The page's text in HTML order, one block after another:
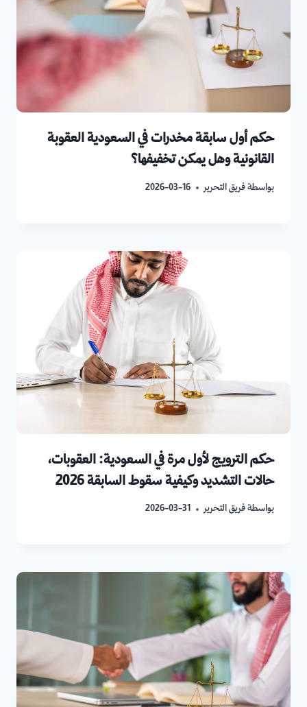
حكم أول سابقة مخدرات في السعودية العقوبة
القانونية وهل يمكن تخفيفها؟
بواسطةفريق التحرير 2026-03-16
حكم الترويج لأول مرة في السعودية: العقوبات،
حالات التشديد وكيفية سقوط السابقة 2026
بواسطةفريق التحرير 2026-03-31